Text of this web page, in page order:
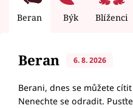
Beran Býk Blíženci
Beran 6. 8. 2026
Berani, dnes se můžete
Nenechte se odradit.